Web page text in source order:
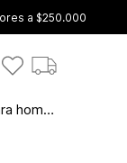
a $250.000
Camisa para hombre